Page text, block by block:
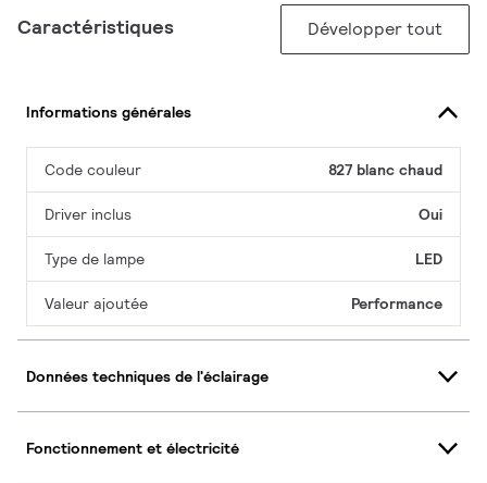
Caractéristiques Développer tout
Informations générales
Code couleur 827 blanc chaud
Driver inclus Oui
Type de lampe LED
Valeur ajoutée Performance
Données techniques de l'éclairage
Fonctionnement et électricité